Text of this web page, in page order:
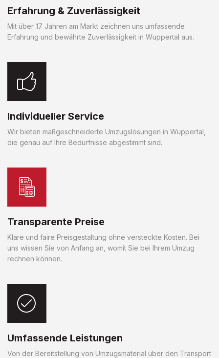
Erfahrung & Zuverlässigkeit
Mit über 17 Jahren am Markt zeichnen uns umfassende
Erfahrung und bewährte Zuverlässigkeit in Wuppertal aus.
Individueller Service
Wir bieten maßgeschneiderte Umzugslösungen in Wuppertal,
die genau auf Ihre Bedürfnisse abgestimmt sind.
Transparente Preise
Klare und faire Preisgestaltung ohne versteckte Kosten. Bei
uns wissen Sie von Anfang an, womit Sie bei Ihrem Umzug
rechnen können.
Umfassende Leistungen
Von der Bereitstellung von Umzugsmaterial über den Transport